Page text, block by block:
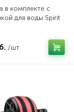
в комплекте с
для воды Spirit
/шт